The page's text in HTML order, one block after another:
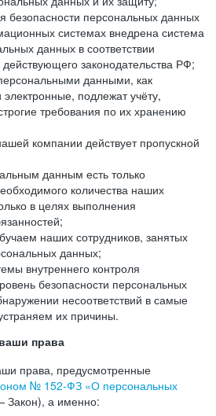
безопасности персональных данных
системах внедрена система
данных в соответствии
законодательства РФ;
данными, как
подлежат учёту,
требования по их хранению
компании действует пропускной
данным есть только
количества наших
в целях выполнения
наших сотрудников, занятых
данных;
внутреннего контроля
безопасности персональных
несоответствий в самые
их причины.
права
права, предусмотренные
№ 152-ФЗ «О персональных
Закон), а именно: